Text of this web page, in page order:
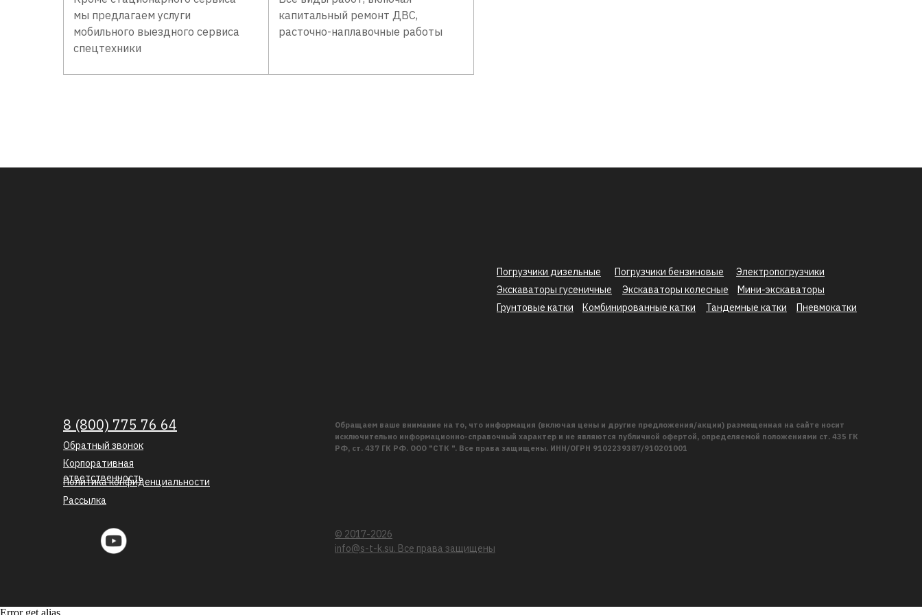
мы предлагаем услуги
мобильного выездного сервиса
спецтехники
капитальный ремонт ДВС,
расточно-наплавочные работы
© 2017-2026
info@s-t-k.su. Все права защищены
Обращаем ваше внимание на то, что информация (включая цены и другие предложения/акции) размещенная на сайте носит
исключительно информационно-справочный характер и не являются публичной офертой, определяемой положениями ст. 435 ГК
РФ, ст. 437 ГК РФ. ООО "СТК ". Все права защищены. ИНН/ОГРН 9102239387/910201001
Погрузчики дизельные Погрузчики бензиновые
Электропогрузчики
Экскаваторы колесные
Обратный звонок
Экскаваторы гусеничные
Мини-экскаваторы
Комбинированные катки
Грунтовые катки Тандемные катки Пневмокатки
Корпоративная
ответственность
Рассылка
8 (800) 775 76 64
Политика конфиденциальности
Error get alias